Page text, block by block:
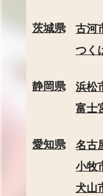
茨城県 古河
つく
静岡県 浜松
富士
愛知県 名古
小牧
犬山